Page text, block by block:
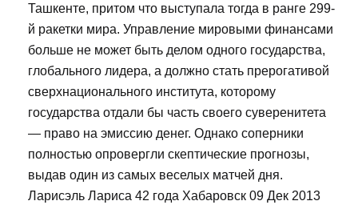
Ташкенте, притом что выступала тогда в ранге 299-
й ракетки мира. Управление мировыми финансами
больше не может быть делом одного государства,
глобального лидера, а должно стать прерогативой
сверхнационального института, которому
государства отдали бы часть своего суверенитета
— право на эмиссию денег. Однако соперники
полностью опровергли скептические прогнозы,
выдав один из самых веселых матчей дня.
Ларисэль Лариса 42 года Хабаровск 09 Дек 2013